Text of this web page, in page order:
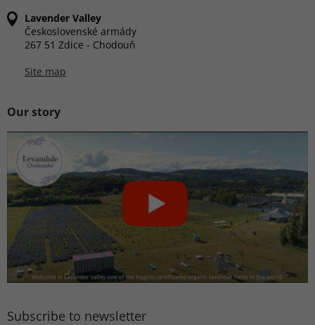
Lavender Valley
Československé armády
267 51 Zdice - Chodouň
Site map
Our story
Subscribe to newsletter